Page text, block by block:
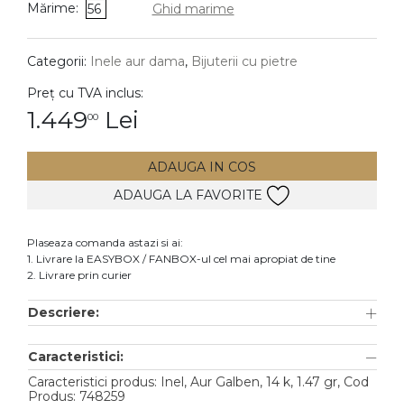
DIAMANTE Vezi toate
Cercei
Accesorii
Aur alb
Aur roz
Mărime: 56 Ghid marime
Categorii: Inele aur dama, Bijuterii cu pietre
Preț cu TVA inclus:
1.44900 Lei
ADAUGA IN COS
ADAUGA LA FAVORITE
Plaseaza comanda astazi si ai:
1. Livrare la EASYBOX / FANBOX-ul cel mai apropiat de tine
2. Livrare prin curier
Descriere:
Caracteristici:
Caracteristici produs: Inel, Aur Galben, 14 k, 1.47 gr, Cod
Produs: 748259